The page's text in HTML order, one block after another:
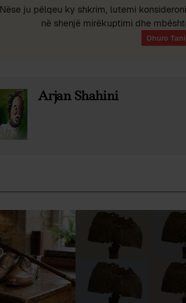
Nëse ju pëlqeu ky shkrim, lutemi
në shenjë mirëkuptimi dhe
Arjan Shahini